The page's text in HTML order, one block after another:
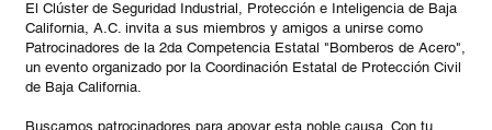
El Clúster de Seguridad Industrial, Protección e Inteligencia de Baja
California, A.C. invita a sus miembros y amigos a unirse como
Patrocinadores de la 2da Competencia Estatal "Bomberos de Acero",
un evento organizado por la Coordinación Estatal de Protección Civil
de Baja California.
Buscamos patrocinadores para apoyar esta noble causa. Con tu